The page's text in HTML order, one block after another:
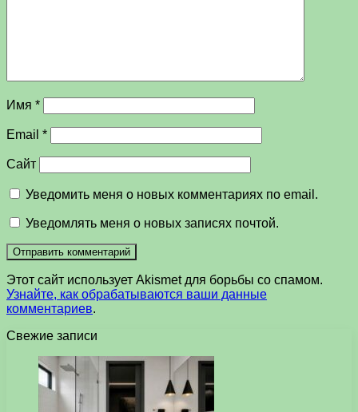
Имя *
Email *
Сайт
Уведомить меня о новых комментариях по email.
Уведомлять меня о новых записях почтой.
Этот сайт использует Akismet для борьбы со спамом.
Узнайте, как обрабатываются ваши данные
комментариев.
Свежие записи